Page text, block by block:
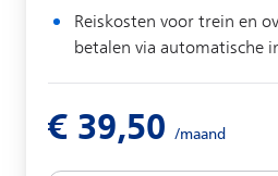
Reiskosten voor trein en
betalen via automatische